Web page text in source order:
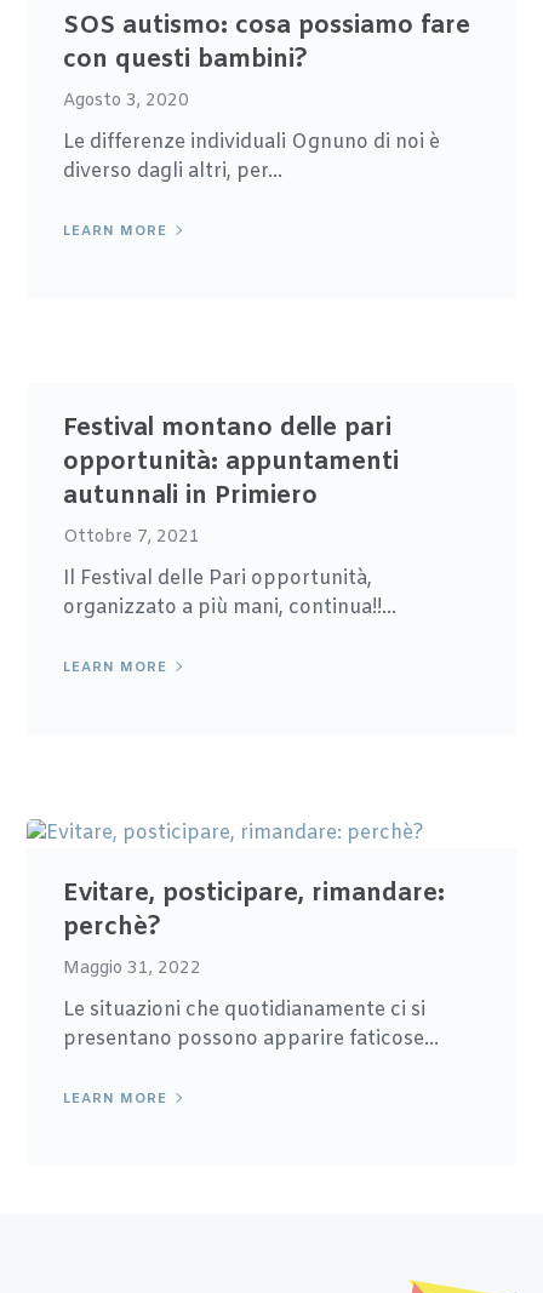
SOS autismo: cosa possiamo fare
con questi bambini?
Agosto 3, 2020
Le differenze individuali Ognuno di noi è
diverso dagli altri, per...
LEARN MORE
Festival montano delle pari
opportunità: appuntamenti
autunnali in Primiero
Ottobre 7, 2021
Il Festival delle Pari opportunità,
organizzato a più mani, continua!!...
LEARN MORE
Evitare, posticipare, rimandare:
perchè?
Maggio 31, 2022
Le situazioni che quotidianamente ci si
presentano possono apparire faticose...
LEARN MORE